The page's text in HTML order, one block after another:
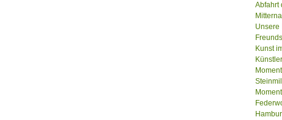
Abfahrt
Unsere
Kunst